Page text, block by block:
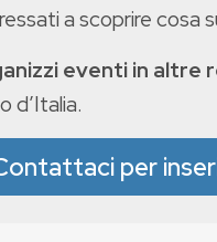
a scoprire cosa
eventi in altre
d’Italia.
per